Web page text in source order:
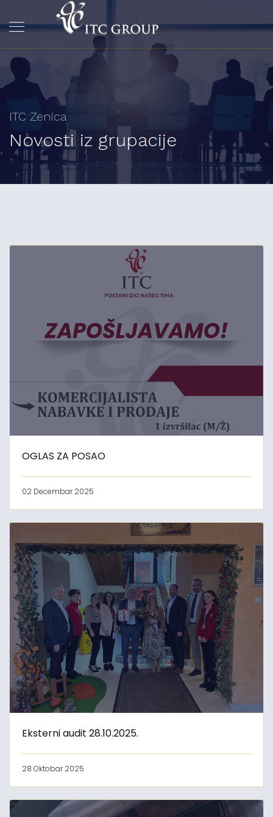
ITC Zenica
Novosti iz grupacije
OGLAS ZA POSAO
02 Decembar 2025
Eksterni audit 28.10.2025.
28 Oktobar 2025